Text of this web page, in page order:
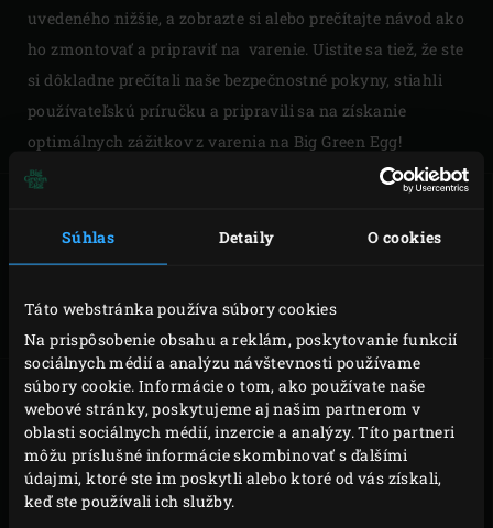
Súhlas Detaily O cookies
Táto webstránka používa súbory cookies
Na prispôsobenie obsahu a reklám, poskytovanie funkcií
sociálnych médií a analýzu návštevnosti používame
súbory cookie. Informácie o tom, ako používate naše
webové stránky, poskytujeme aj našim partnerom v
oblasti sociálnych médií, inzercie a analýzy. Títo partneri
môžu príslušné informácie skombinovať s ďalšími
údajmi, ktoré ste im poskytli alebo ktoré od vás získali,
keď ste používali ich služby.
uvedeného nižšie, a zobrazte si alebo prečítajte návod ako
ho zmontovať a pripraviť na varenie. Uistite sa tiež, že ste
si dôkladne prečítali naše bezpečnostné pokyny, stiahli
používateľskú príručku a pripravili sa na získanie
optimálnych zážitkov z varenia na Big Green Egg!
MONTÁŽ MINI
MONTÁŽ SMALL MONTÁŽ MEDIUM